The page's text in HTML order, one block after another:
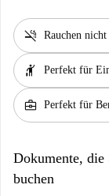
smoke_free Rauchen
hail Perfekt für
business_center Perfekt für
Dokumente, die
buchen